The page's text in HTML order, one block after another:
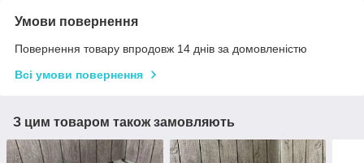
Умови повернення
Повернення товару впродовж 14 днів за домовленістю
Всі умови повернення
З цим товаром також замовляють